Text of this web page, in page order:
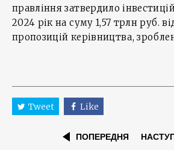
правління затвердило
2024 рік на суму 1,57 трлн руб.
пропозицій керівництва,
Tweet Like
ПОПЕРЕДНЯ